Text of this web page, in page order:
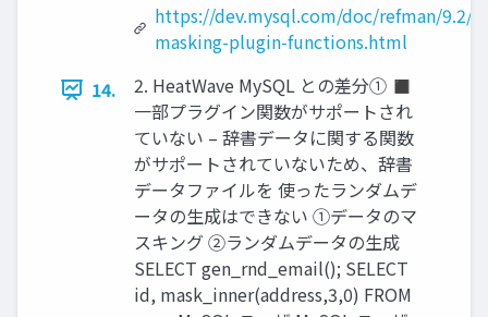
https://dev.mysql.com/doc/refman/9.2/
masking-plugin-functions.html
14.
2. HeatWave MySQL との差分① ◼
一部プラグイン関数がサポートされ
ていない – 辞書データに関する関数
がサポートされていないため、辞書
データファイルを 使ったランダムデ
ータの生成はできない ①データのマ
スキング ②ランダムデータの生成
SELECT gen_rnd_email(); SELECT
id, mask_inner(address,3,0) FROM